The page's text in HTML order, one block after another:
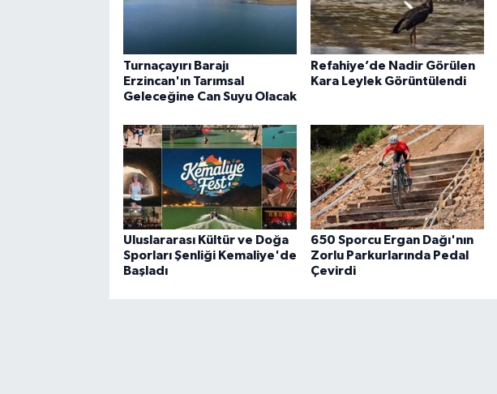
Turnaçayırı Barajı
Erzincan'ın Tarımsal
Geleceğine Can Suyu Olacak
Refahiye’de Nadir Görülen
Kara Leylek Görüntülendi
Uluslararası Kültür ve Doğa
Sporları Şenliği Kemaliye'de
Başladı
650 Sporcu Ergan Dağı'nın
Zorlu Parkurlarında Pedal
Çevirdi